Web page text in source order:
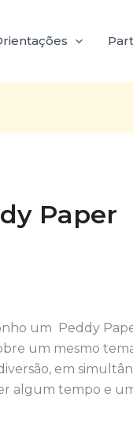
Paper
um Peddy
um mesmo
em
algum tempo e